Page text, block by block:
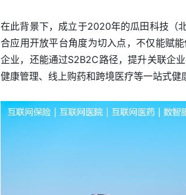
在此背景下，成立于2020年的瓜田科技（
合应用开放平台角度为切入点，不仅能赋
企业，还能通过S2B2C路径，提升关联企
健康管理、线上购药和跨境医疗等一站式健